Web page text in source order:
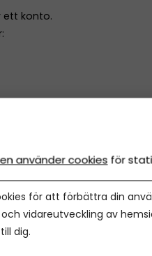
ett konto.
Andra har
använder cookies för
för att förbättra din
vidareutveckling av
dig.